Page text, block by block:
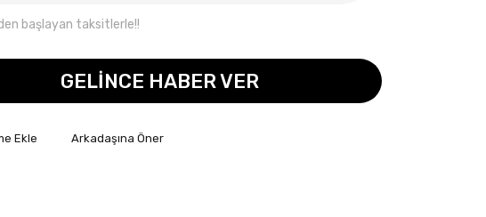
başlayan taksitlerle!!
GELİNCE HABER VER
Arkadaşına Öner